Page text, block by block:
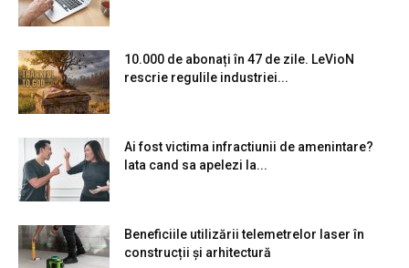
10.000 de abonați în 47 de zile. LeVioN
rescrie regulile industriei...
Ai fost victima infractiunii de amenintare?
Iata cand sa apelezi la...
Beneficiile utilizării telemetrelor laser în
construcții și arhitectură